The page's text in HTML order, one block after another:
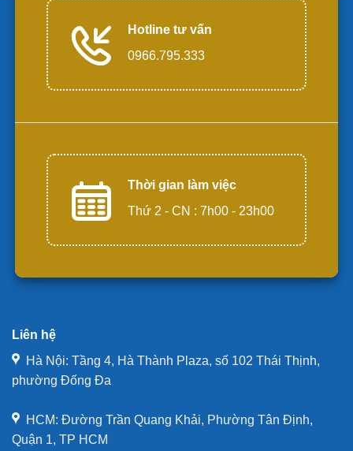
Hotline tư vấn
0966.795.333
Thời gian làm việc
Thứ 2 - CN : 7h00 - 23h00
Liên hệ
Hà Nội: Tầng 4, Hà Thành Plaza, số 102 Thái Thịnh,
phường Đống Đa
HCM: Đường Trần Quang Khải, Phường Tân Định,
Quận 1, TP HCM